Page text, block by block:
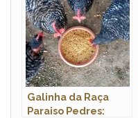
Galinha da Raça
Paraiso Pedres: